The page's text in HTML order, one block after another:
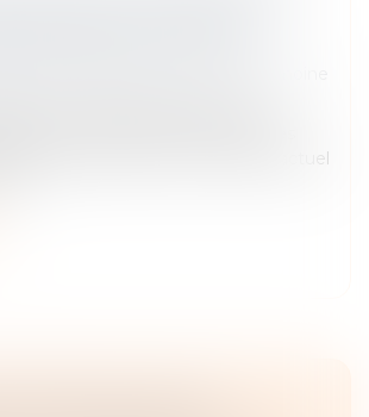
PAR AVOCAT POUR LES
ÉDUCATIVE
du 13 juillet 2026 renforce les
aux mineurs dans le cadre des
éducative. Elle modifie l'actuel
EN FAMILLE SANS